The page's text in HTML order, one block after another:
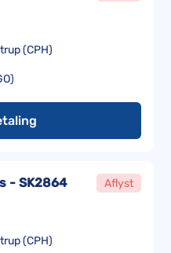
(CPH)
- SK2864 Aflyst
(CPH)